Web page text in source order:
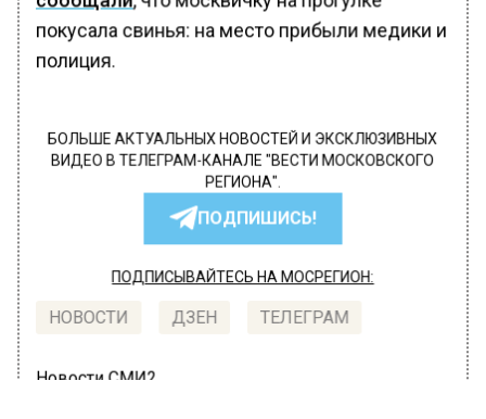
покусала свинья: на место прибыли медики и
полиция.
БОЛЬШЕ АКТУАЛЬНЫХ НОВОСТЕЙ И ЭКСКЛЮЗИВНЫХ
ВИДЕО В ТЕЛЕГРАМ-КАНАЛЕ "ВЕСТИ МОСКОВСКОГО
РЕГИОНА".
ПОДПИШИСЬ!
ПОДПИСЫВАЙТЕСЬ НА МОСРЕГИОН:
НОВОСТИ ДЗЕН ТЕЛЕГРАМ
Новости СМИ2